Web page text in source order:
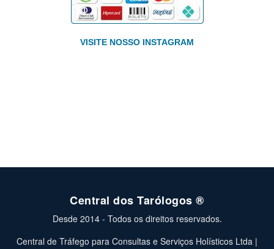
VISITE NOSSO INSTAGRAM
Central dos Tarólogos ®
Desde 2014 - Todos os direitos reservados.
Central de Tráfego para Consultas e Serviços Holísticos Ltda |